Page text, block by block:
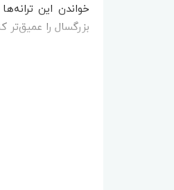
خواندن این
بزرگسال را عمیق‌تر